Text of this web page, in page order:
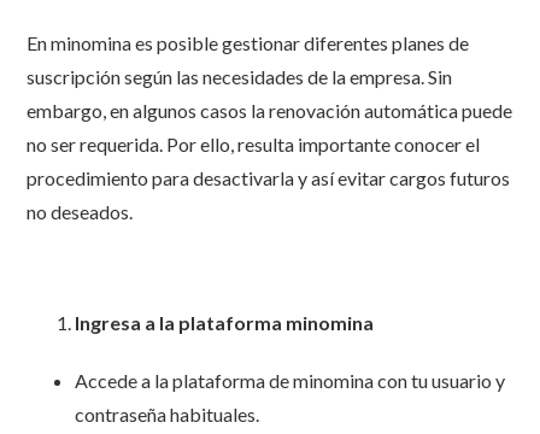
En minomina es posible gestionar diferentes planes de
suscripción según las necesidades de la empresa. Sin
embargo, en algunos casos la renovación automática puede
no ser requerida. Por ello, resulta importante conocer el
procedimiento para desactivarla y así evitar cargos futuros
no deseados.
Ingresa a la plataforma minomina
Accede a la plataforma de minomina con tu usuario y
contraseña habituales.